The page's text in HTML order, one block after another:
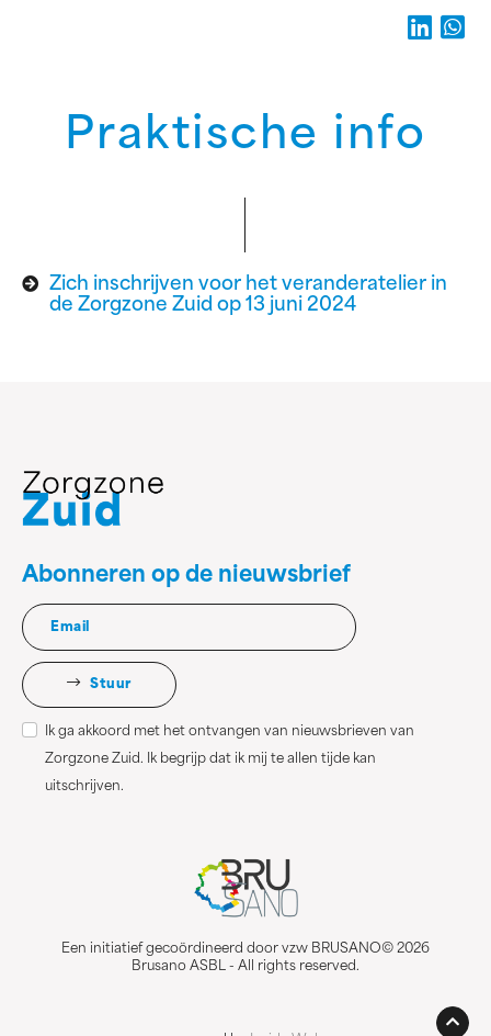
Praktische info
Zich inschrijven voor het veranderatelier in
de Zorgzone Zuid op 13 juni 2024
Abonneren op de nieuwsbrief
Stuur
Ik ga akkoord met het ontvangen van nieuwsbrieven van
Zorgzone Zuid. Ik begrijp dat ik mij te allen tijde kan
uitschrijven.
Een initiatief gecoördineerd door vzw BRUSANO© 2026
Brusano ASBL - All rights reserved.